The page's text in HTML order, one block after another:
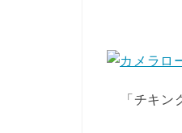
「チキン